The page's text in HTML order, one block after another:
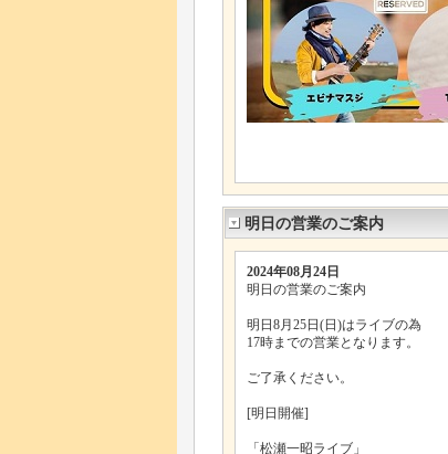
明日の営業のご案内
2024年08月24日
明日の営業のご案内
明日8月25日(日)はライブの為
17時までの営業となります。
ご了承ください。
[明日開催]
「松瀬一昭ライブ」